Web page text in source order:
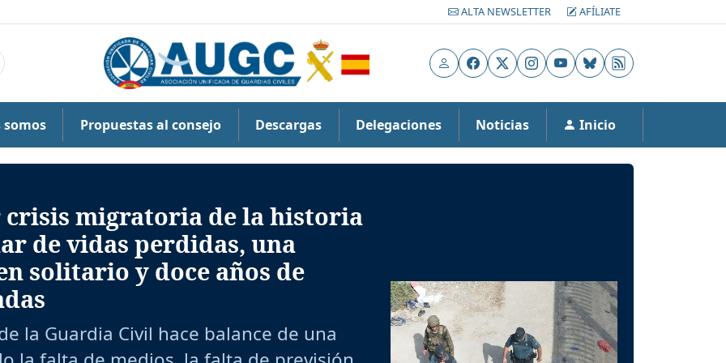
ALTA NEWSLETTER AFÍLIATE
UsuarioFacebook
X Instagram
YouTubeBluesky
RSS
somos Propuestas al consejo Descargas Delegaciones Noticias Inicio
crisis migratoria de la historia
de vidas perdidas, una
solitario y doce años de
la Guardia Civil hace balance de una